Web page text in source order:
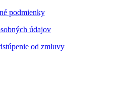
podmienky
údajov
od zmluvy